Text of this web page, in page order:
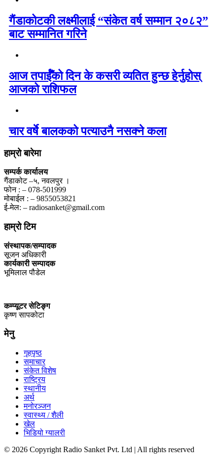
गैंडाकोटकी लक्ष्मीलाई “संकेत वर्ष सम्मान २०८२”
बाट सम्मानित गरिने
आज तपाईँको दिन के कसरी व्यतित हुन्छ हेर्नुहोस्
आजको राशिफल
चार वर्षे बालकको पत्याउनै नसक्ने कला
हाम्रो बारेमा
सम्पर्क कार्यालय
गैंडाकोट –५, नवलपुर ।
फोन : – 078-501999
मोबाईल : – 9855053821
ई-मेल: – radiosanket@gmail.com
हाम्रो टिम
संस्थापक/सम्पादक
सूजन अधिकारी
कार्यकारी सम्पादक
भूमिलाल पौडेल
कम्प्यूटर सेटिङ्ग
कृष्ण सापकोटा
मेनु
गृहपृष्ठ
समाचार
संकेत विशेष
राष्ट्रिय
स्थानीय
अर्थ
मनोरञ्जन
स्वास्थ्य / शैली
खेल
भिडियो ग्यालरी
© 2026 Copyright Radio Sanket Pvt. Ltd | All rights reserved